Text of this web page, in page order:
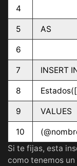
4
5 AS
6
7 INSERT
8
9 VALUES
10
Si te fijas, esta
como tenemos